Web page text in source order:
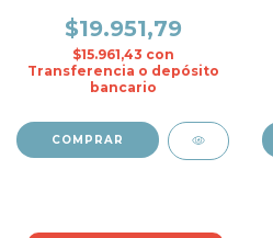
$19.951,79
$15.961,43 con
Transferencia o depósito
bancario